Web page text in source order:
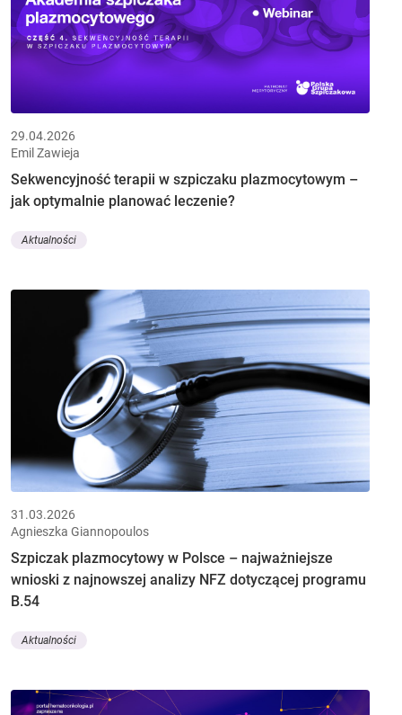
29.04.2026
Emil Zawieja
Sekwencyjność terapii w szpiczaku plazmocytowym –
jak optymalnie planować leczenie?
Aktualności
31.03.2026
Agnieszka Giannopoulos
Szpiczak plazmocytowy w Polsce – najważniejsze
wnioski z najnowszej analizy NFZ dotyczącej programu
B.54
Aktualności